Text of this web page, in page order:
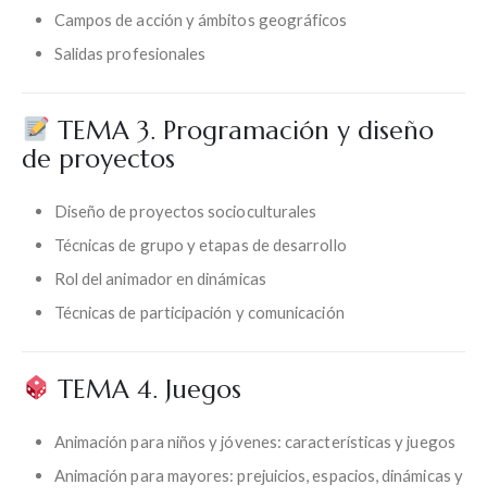
Campos de acción y ámbitos geográficos
Salidas profesionales
TEMA 3. Programación y diseño
de proyectos
Diseño de proyectos socioculturales
Técnicas de grupo y etapas de desarrollo
Rol del animador en dinámicas
Técnicas de participación y comunicación
TEMA 4. Juegos
Animación para niños y jóvenes: características y juegos
Animación para mayores: prejuicios, espacios, dinámicas y